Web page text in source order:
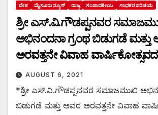
ದೇಶ ಮೈಸೂರು ನ್ಯೂಸ್ ರಾಜ್ಯ ಸಂಪಾದಕೀಯ ಸಾಧಕರ ಪರಿಚಯ
ಶ್ರೀ ಎಸ್.ವಿ.ಗೌಡಪ್ಪನವರ
ಅಭಿನಂದನಾ ಗ್ರಂಥ ಬಿಡುಗಡೆ ಮತ್ತು
ಅರವತ್ತನೇ ವಿವಾಹ
AUGUST 6, 2021
*ಶ್ರೀ ಎಸ್.ವಿ.ಗೌಡಪ್ಪನವರ ಸಮಾಜಮುಖಿ
ಬಿಡುಗಡೆ ಮತ್ತು ಅವರ ಅರವತ್ತನೇ ವಿವಾಹ